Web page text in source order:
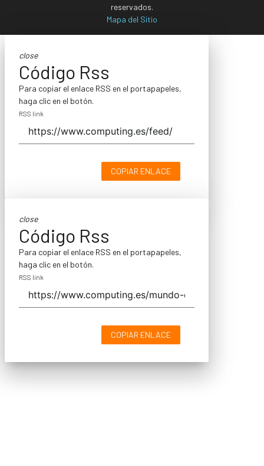
reservados.
Mapa del Sitio
close
Código Rss
Para copiar el enlace RSS en el portapapeles,
haga clic en el botón.
RSS link
COPIAR ENLACE
close
Código Rss
Para copiar el enlace RSS en el portapapeles,
haga clic en el botón.
RSS link
COPIAR ENLACE